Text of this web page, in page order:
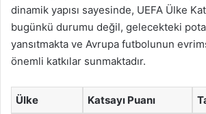
dinamik yapısı sayesinde, UEFA Ülke
bugünkü durumu değil, gelecekteki
yansıtmakta ve Avrupa futbolunun
önemli katkılar sunmaktadır.
Ülke Katsayı Puanı